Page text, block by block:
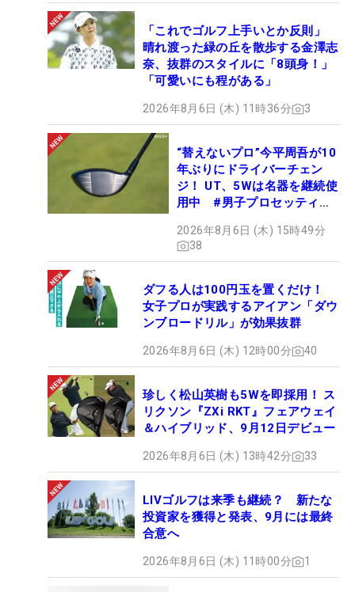
「これでゴルフ上手いとか反則」
晴れ渡った緑の丘を散歩する金澤志
奈、抜群のスタイルに「8頭身！」
「可愛いにも程がある」
2026年8月6日 (木) 11時36分 3
“替えないプロ”今平周吾が10
年ぶりにドライバーチェン
ジ！ UT、5Wは名器を継続使
用中 #男子プロセッティン
2026年8月6日 (木) 15時49分
38
ダフる人は100円玉を置くだけ！
女子プロが実践するアイアン「ダウ
ンブロードリル」が効果抜群
2026年8月6日 (木) 12時00分 40
珍しく松山英樹も5Wを即採用！ ス
リクソン『ZXi RKT』フェアウェイ
＆ハイブリッド、9月12日デビュー
2026年8月6日 (木) 13時42分 33
LIVゴルフは来季も継続？ 新たな
投資家を獲得と発表、9月には最終
合意へ
2026年8月6日 (木) 11時00分 1